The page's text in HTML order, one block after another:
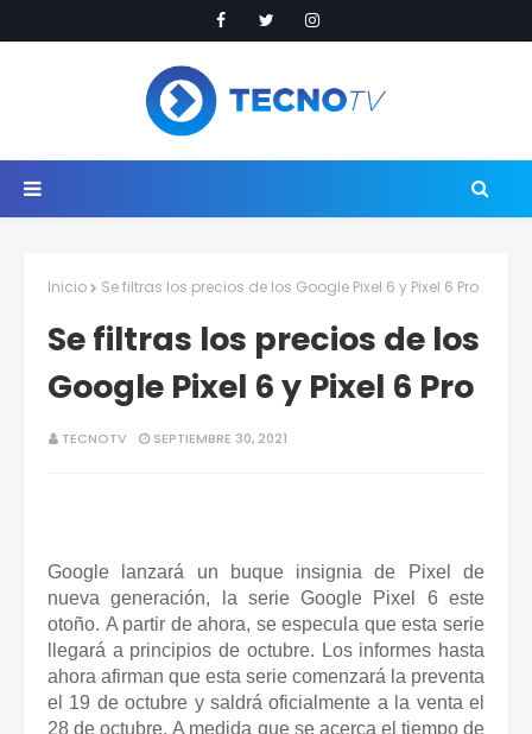
Inicio Se filtras los precios de los Google Pixel 6 y Pixel 6 Pro
Se filtras los precios de los
Google Pixel 6 y Pixel 6 Pro
TECNOTV SEPTIEMBRE 30, 2021
Google lanzará un buque insignia de Pixel de
nueva generación, la serieGoogle Pixel 6 este
otoño. A partir de ahora, se especula que esta serie
llegará a principios de octubre. Los informes hasta
ahora afirman que esta serie comenzará la preventa
el 19 de octubre y saldrá oficialmente a la venta el
28 de octubre.A medida que se acerca el tiempo de